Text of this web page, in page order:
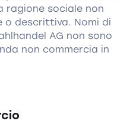
ragione sociale non
o descrittiva. Nomi di
AG non sono
non commercia in